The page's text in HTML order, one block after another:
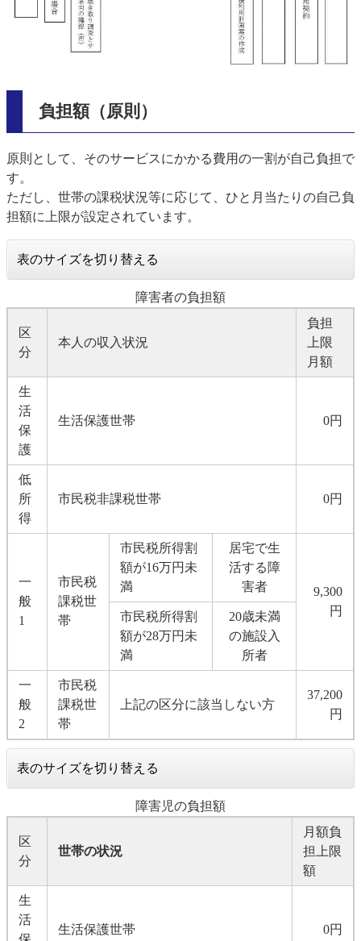
負担額（原則）
原則として、そのサービスにかかる費用の一割が自己負担で
す。
ただし、世帯の課税状況等に応じて、ひと月当たりの自己負
担額に上限が設定されています。
表のサイズを切り替える
障害者の負担額
区
分
本人の収入状況
負担
上限
月額
生
活
保
護
生活保護世帯 0円
低
所
得
市民税非課税世帯 0円
一
般
1
市民税
課税世
帯
市民税所得割
額が16万円未
満
居宅で生
活する障
害者
9,300
円
市民税所得割
額が28万円未
満
20歳未満
の施設入
所者
一
般
2
市民税
課税世
帯
上記の区分に該当しない方
37,200
円
表のサイズを切り替える
障害児の負担額
区
分
世帯の状況
月額負
担上限
額
生
活
生活保護世帯 0円